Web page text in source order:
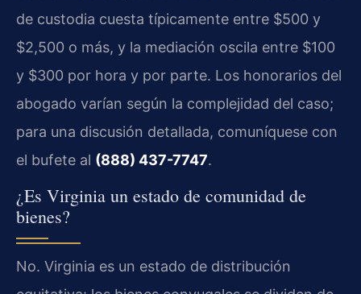
de custodia cuesta típicamente entre $500 y
$2,500 o más, y la mediación oscila entre $100
y $300 por hora y por parte. Los honorarios del
abogado varían según la complejidad del caso;
para una discusión detallada, comuníquese con
el bufete al (888) 437-7747.
¿Es Virginia un estado de comunidad de
bienes?
No. Virginia es un estado de distribución